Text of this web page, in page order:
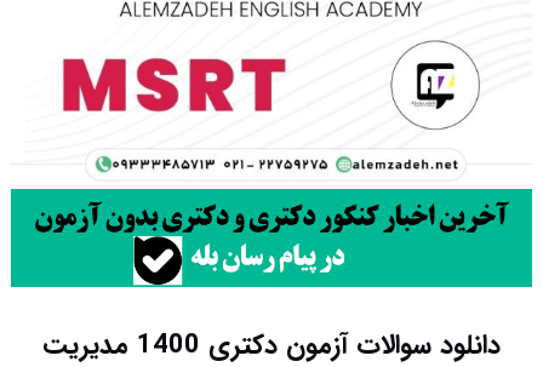
دانلود سوالات آزمون دکتری 1400 مدیریت